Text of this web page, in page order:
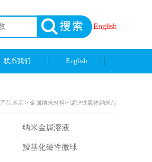
English
联系我们 English
产品展示 > 金属纳米材料> 锰锌铁氧体纳米晶
纳米金属溶液
羧基化磁性微球